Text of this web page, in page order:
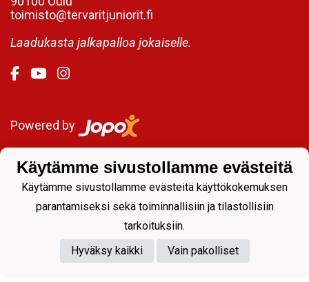
toimisto@tervaritjuniorit.fi
Laadukasta jalkapalloa jokaiselle.
Powered by
Käytämme sivustollamme evästeitä
Käytämme sivustollamme evästeitä käyttökokemuksen
parantamiseksi sekä toiminnallisiin ja tilastollisiin
tarkoituksiin.
Hyväksy kaikki
Vain pakolliset